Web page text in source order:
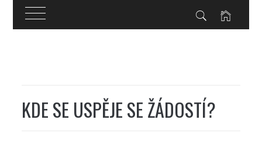
KDE SE USPĚJE SE ŽÁDOSTÍ?